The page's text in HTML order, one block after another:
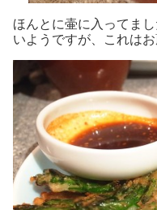
ほんとに壷に入ってま
いようですが、これはお